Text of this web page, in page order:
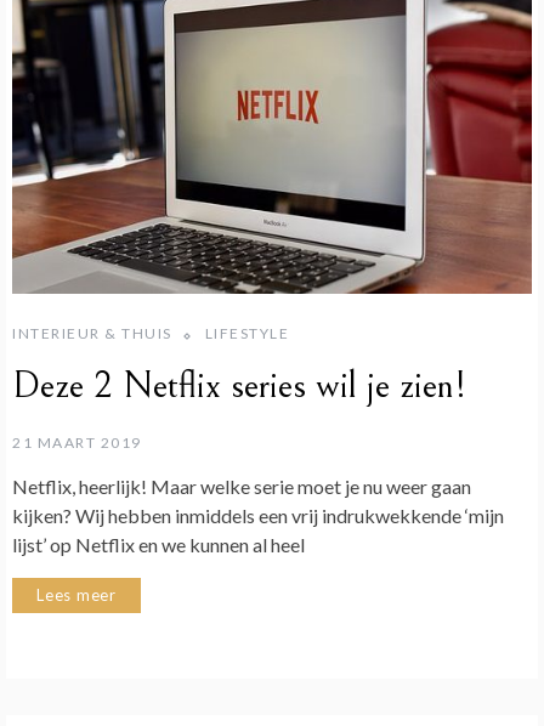
INTERIEUR & THUIS LIFESTYLE
Deze 2 Netflix series wil je zien!
21 MAART 2019
Netflix, heerlijk! Maar welke serie moet je nu weer gaan
kijken? Wij hebben inmiddels een vrij indrukwekkende ‘mijn
lijst’ op Netflix en we kunnen al heel
Lees meer